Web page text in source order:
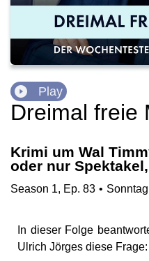
Play
Dreimal freie
Krimi um Wal
oder nur
Season 1, Ep. 83 •
In dieser Folge
Ulrich Jörges diese Frage: